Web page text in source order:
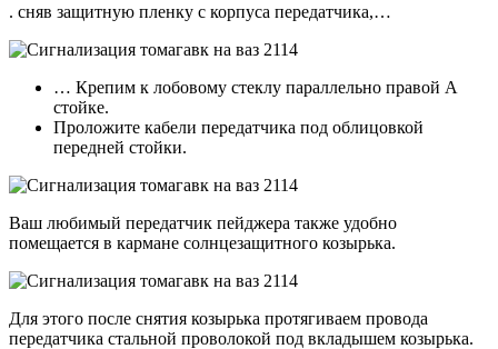
. сняв защитную пленку с корпуса передатчика,…
… Крепим к лобовому стеклу параллельно правой А
стойке.
Проложите кабели передатчика под облицовкой
передней стойки.
Ваш любимый передатчик пейджера также удобно
помещается в кармане солнцезащитного козырька.
Для этого после снятия козырька протягиваем провода
передатчика стальной проволокой под вкладышем козырька.